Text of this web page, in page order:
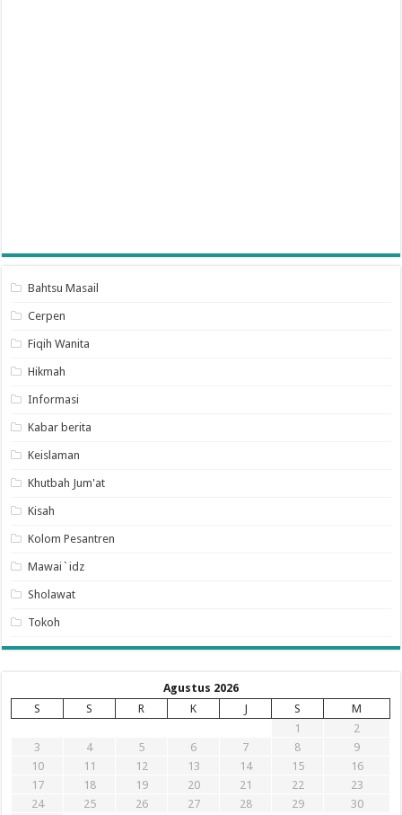
Bahtsu Masail
Cerpen
Fiqih Wanita
Hikmah
Informasi
Kabar berita
Keislaman
Khutbah Jum'at
Kisah
Kolom Pesantren
Mawai`idz
Sholawat
Tokoh
Agustus 2026
S
S R K J S
M
1
2
3
4 5 6 7 8
9
10
11 12 13 14 15
16
17
18 19 20 21 22
23
24
25 26 27 28 29
30